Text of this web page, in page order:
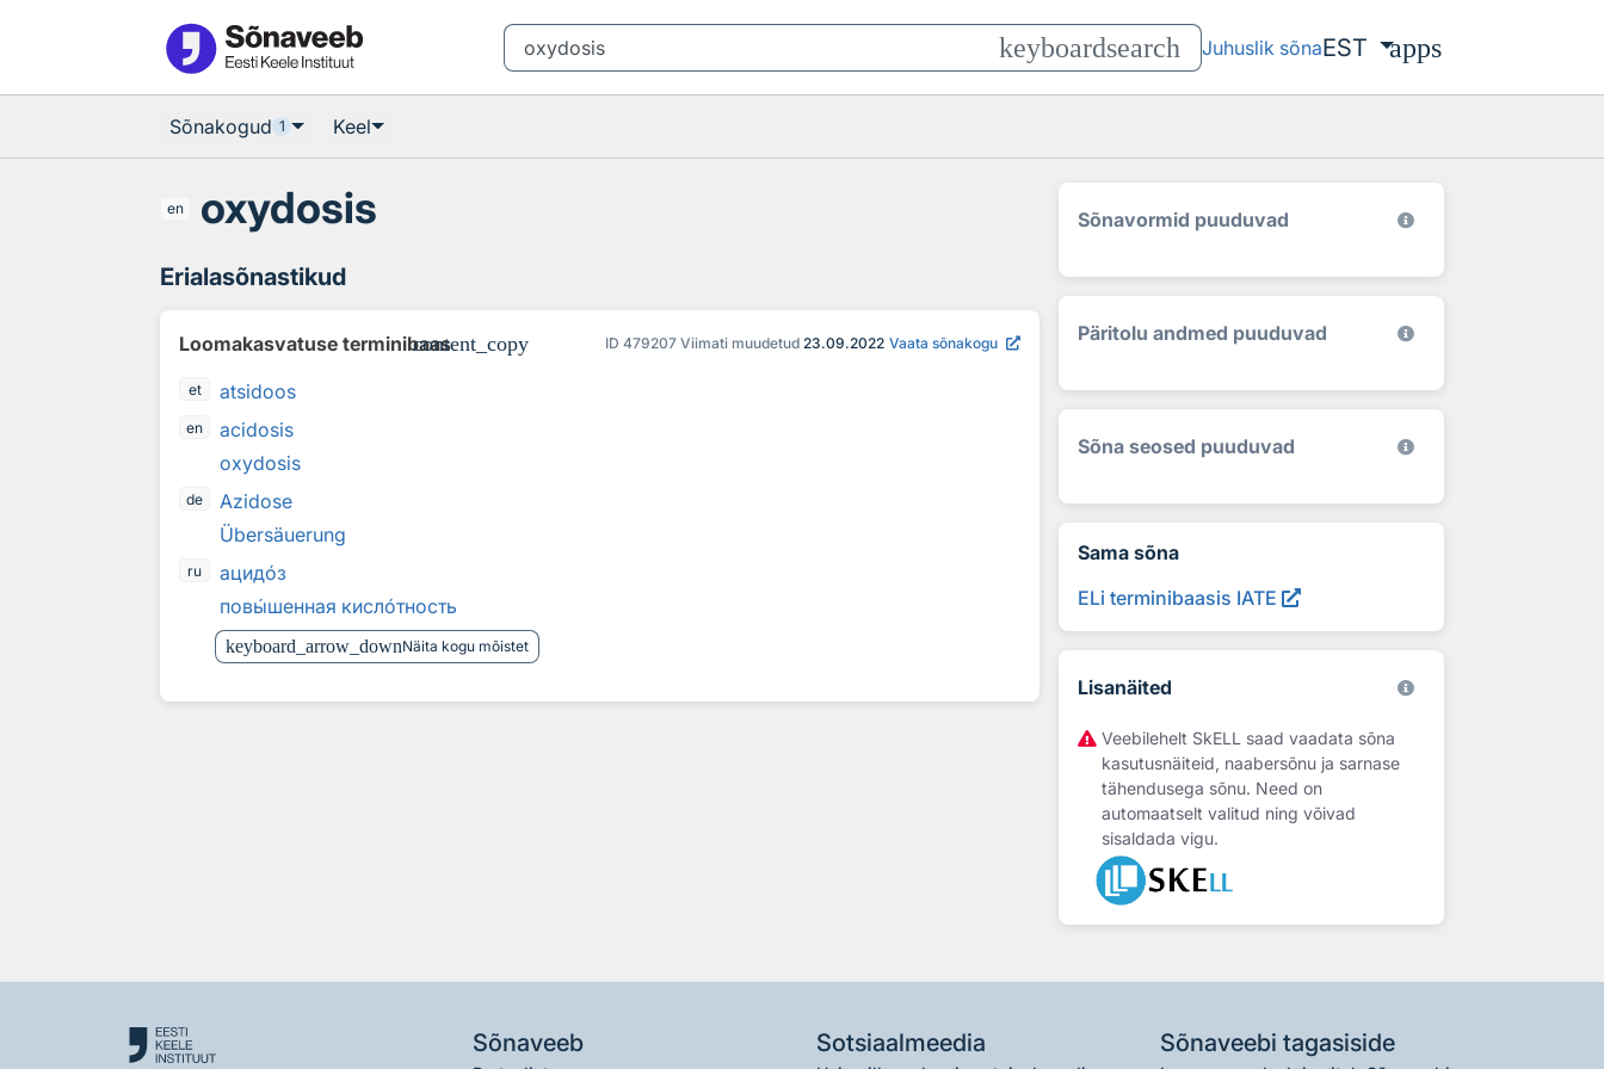
keyboardsearch Juhuslik sõnaEST apps
Sõnakogud 1 Keel
en oxydosis
Erialasõnastikud
Loomakasvatuse terminibaascontent_copy ID 479207 Viimati muudetud 23.09.2022 Vaata sõnakogu
et atsidoos
en
acidosis
oxydosis
de
Azidose
Übersäuerung
ru ацидоз
повышенная кислотность
keyboard_arrow_downNäita kogu mõistet
Sõnavormid puuduvad
Päritolu andmed puuduvad
Sõna seosed puuduvad
Sama sõna
ELi terminibaasis IATE
Lisanäited
Veebilehelt SkELL saad vaadata sõna
kasutusnäiteid, naabersõnu ja sarnase
tähendusega sõnu. Need on
automaatselt valitud ning võivad
sisaldada vigu.
Sõnaveeb Sotsiaalmeedia Sõnaveebi tagasiside